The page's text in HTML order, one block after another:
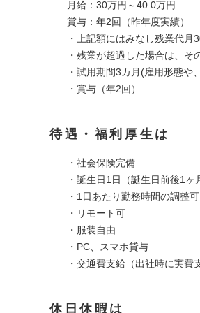
月給：30万円～40.0万円
賞与：年2回（昨年度実績）
・上記額にはみなし残業代
・残業が超過した場合は、そ
・試用期間3カ月(雇用形態や
・賞与（年2回）
待遇・福利厚生は
・社会保険完備
・誕生日1日（誕生日前後1
・1日あたり勤務時間の調整可
・リモート可
・服装自由
・PC、スマホ貸与
・交通費支給（出社時に実費
休日休暇は